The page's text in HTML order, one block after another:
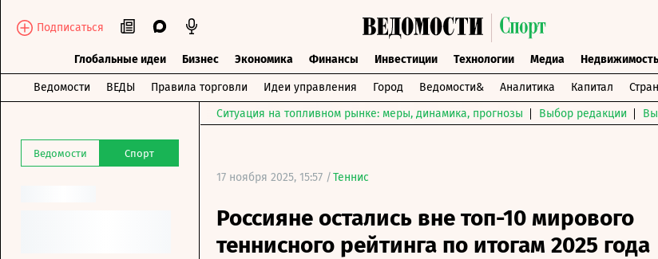
Подписаться
Глобальные идеи Бизнес Экономика Финансы Инвестиции Технологии Медиа Недвижимость
Ведомости ВЕДЫ Правила торговли Идеи управления Город Ведомости& Аналитика Капитал
Ведомости Спорт
Ситуация на топливном рынке: меры, динамика, прогнозы Выбор редакции
17 ноября 2025, 15:57 /Теннис
Россияне остались вне топ-10 мирового
теннисного рейтинга по итогам 2025 года